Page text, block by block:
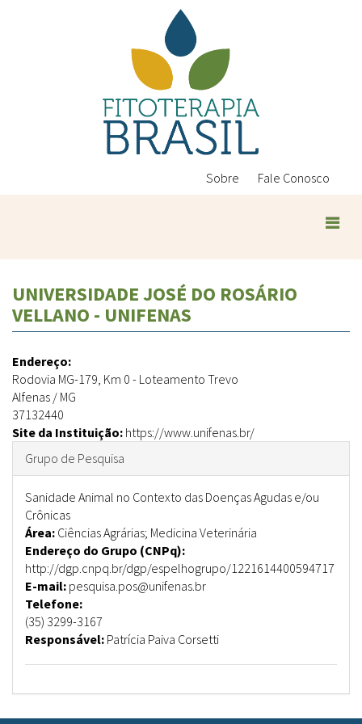
Sobre Fale Conosco
UNIVERSIDADE JOSÉ DO ROSÁRIO
VELLANO - UNIFENAS
Endereço:
Rodovia MG-179, Km 0 - Loteamento Trevo
Alfenas / MG
37132440
Site da Instituição: https://www.unifenas.br/
Ocultar
Grupo de Pesquisa
Sanidade Animal no Contexto das Doenças Agudas e/ou
Crônicas
Área: Ciências Agrárias; Medicina Veterinária
Endereço do Grupo (CNPq):
http://dgp.cnpq.br/dgp/espelhogrupo/1221614400594717
E-mail: pesquisa.pos@unifenas.br
Telefone:
(35) 3299-3167
Responsável: Patrícia Paiva Corsetti